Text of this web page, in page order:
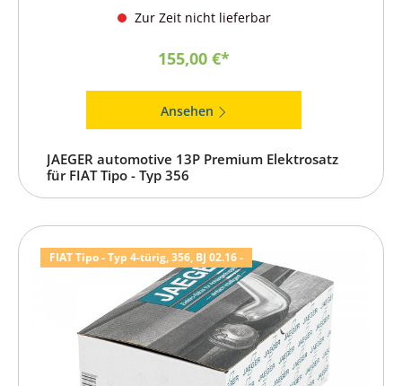
Zur Zeit nicht lieferbar
155,00 €*
Ansehen
JAEGER automotive 13P Premium Elektrosatz
für FIAT Tipo - Typ 356
FIAT Tipo - Typ 4-türig, 356, BJ 02.16 -